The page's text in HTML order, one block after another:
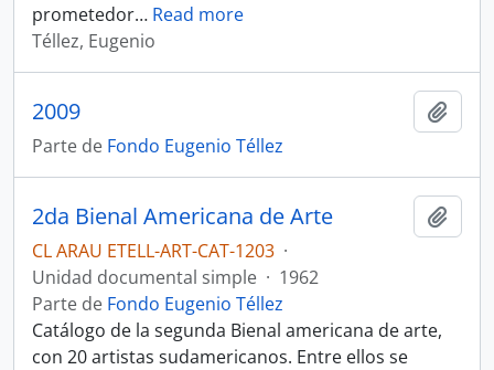
prometedor… Read more
Téllez, Eugenio
2009
Parte de Fondo Eugenio Téllez
2da Bienal Americana de Arte
CL ARAU ETELL-ART-CAT-1203 ·
Unidad documental simple · 1962
Parte de Fondo Eugenio Téllez
Catálogo de la segunda Bienal americana de arte,
con 20 artistas sudamericanos. Entre ellos se